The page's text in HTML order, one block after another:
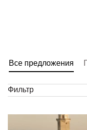
Все предложения
Фильтр